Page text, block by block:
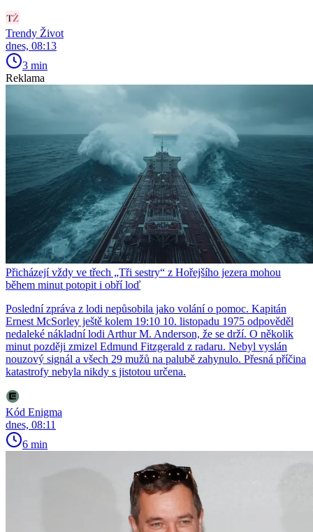
Trendy Život
dnes, 08:13
3 min
Reklama
Přicházejí vždy ve třech „Tři sestry“ z Hořejšího jezera mohou
během minut potopit i obří loď
Poslední zpráva z lodi nepůsobila jako volání o pomoc. Kapitán
Ernest McSorley ještě kolem 19:10 10. listopadu 1975 odpověděl
nedaleké nákladní lodi Arthur M. Anderson, že se drží. O několik
minut později zmizel Edmund Fitzgerald z radaru. Nebyl vyslán
nouzový signál a všech 29 mužů na palubě zahynulo. Přesná příčina
katastrofy nebyla nikdy s jistotou určena.
Kód Enigma
dnes, 08:11
6 min